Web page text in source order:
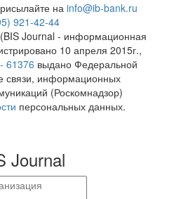
на info@ib-bank.ru
921-42-44
Journal - информационная
10 апреля 2015г.,
61376 выдано Федеральной
связи, информационных
(Роскомнадзор)
персональных данных.
Journal